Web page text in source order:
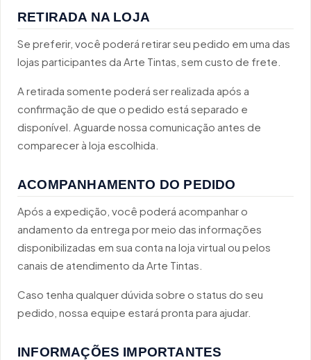
RETIRADA NA LOJA
Se preferir, você poderá retirar seu pedido em uma das
lojas participantes da Arte Tintas, sem custo de frete.
A retirada somente poderá ser realizada após a
confirmação de que o pedido está separado e
disponível. Aguarde nossa comunicação antes de
comparecer à loja escolhida.
ACOMPANHAMENTO DO PEDIDO
Após a expedição, você poderá acompanhar o
andamento da entrega por meio das informações
disponibilizadas em sua conta na loja virtual ou pelos
canais de atendimento da Arte Tintas.
Caso tenha qualquer dúvida sobre o status do seu
pedido, nossa equipe estará pronta para ajudar.
INFORMAÇÕES IMPORTANTES